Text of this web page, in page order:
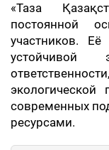
«Таза
постоянной
участников.
устойчивой
экологической
современных
ресурсами.